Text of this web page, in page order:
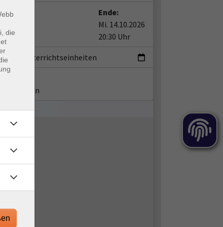
Ende:
Mi. 14.10.2026
20:30 Uhr
2 Unterrichtseinheiten
Silbermann
die